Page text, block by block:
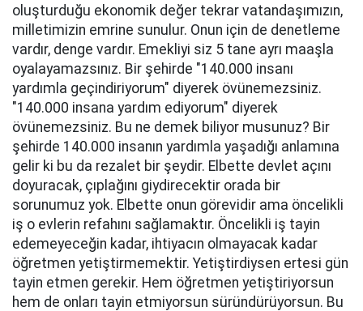
oluşturduğu ekonomik değer tekrar vatandaşımızın,
milletimizin emrine sunulur. Onun için de denetleme
vardır, denge vardır. Emekliyi siz 5 tane ayrı maaşla
oyalayamazsınız. Bir şehirde "140.000 insanı
yardımla geçindiriyorum" diyerek övünemezsiniz.
"140.000 insana yardım ediyorum" diyerek
övünemezsiniz. Bu ne demek biliyor musunuz? Bir
şehirde 140.000 insanın yardımla yaşadığı anlamına
gelir ki bu da rezalet bir şeydir. Elbette devlet açını
doyuracak, çıplağını giydirecektir orada bir
sorunumuz yok. Elbette onun görevidir ama öncelikli
iş o evlerin refahını sağlamaktır. Öncelikli iş tayin
edemeyeceğin kadar, ihtiyacın olmayacak kadar
öğretmen yetiştirmemektir. Yetiştirdiysen ertesi gün
tayin etmen gerekir. Hem öğretmen yetiştiriyorsun
hem de onları tayin etmiyorsun süründürüyorsun. Bu